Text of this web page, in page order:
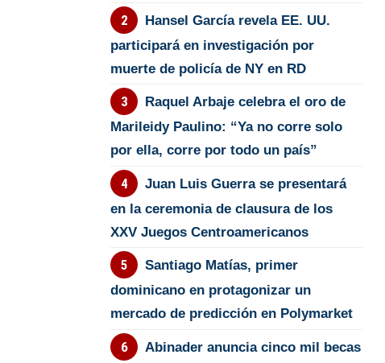
Hansel García revela EE. UU.
participará en investigación por
muerte de policía de NY en RD
Raquel Arbaje celebra el oro de
Marileidy Paulino: “Ya no corre solo
por ella, corre por todo un país”
Juan Luis Guerra se presentará
en la ceremonia de clausura de los
XXV Juegos Centroamericanos
Santiago Matías, primer
dominicano en protagonizar un
mercado de predicción en Polymarket
Abinader anuncia cinco mil becas